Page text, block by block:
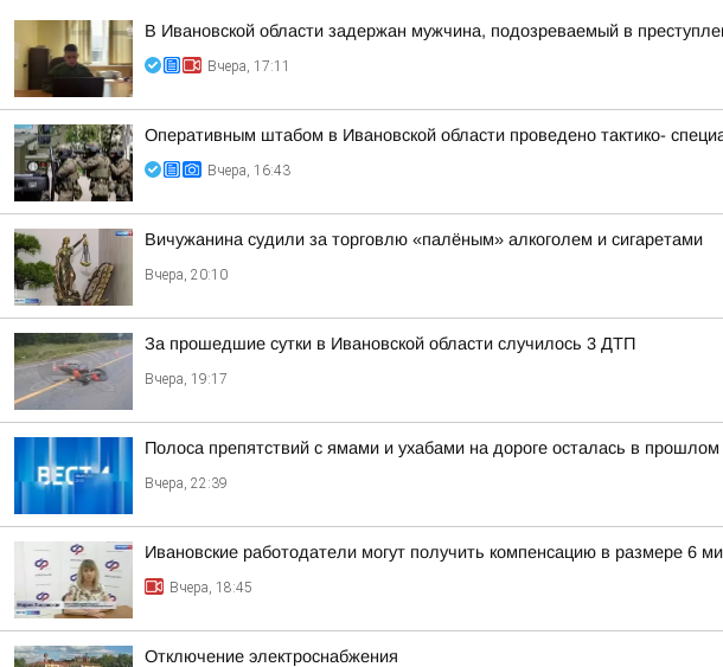
В Ивановской области задержан мужчина, подозреваемый в
Вчера, 17:11
Оперативным штабом в Ивановской области проведено тактико-
Вчера, 16:43
Вичужанина судили за торговлю «палёным» алкоголем и сигаретами
Вчера, 20:10
За прошедшие сутки в Ивановской области случилось 3 ДТП
Вчера, 19:17
Полоса препятствий с ямами и ухабами на дороге осталась в прошлом
Вчера, 22:39
Ивановские работодатели могут получить компенсацию в размере 6
Вчера, 18:45
Отключение электроснабжения